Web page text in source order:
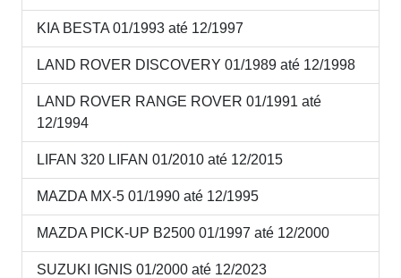
KIA BESTA 01/1993 até 12/1997
LAND ROVER DISCOVERY 01/1989 até 12/1998
LAND ROVER RANGE ROVER 01/1991 até
12/1994
LIFAN 320 LIFAN 01/2010 até 12/2015
MAZDA MX-5 01/1990 até 12/1995
MAZDA PICK-UP B2500 01/1997 até 12/2000
SUZUKI IGNIS 01/2000 até 12/2023